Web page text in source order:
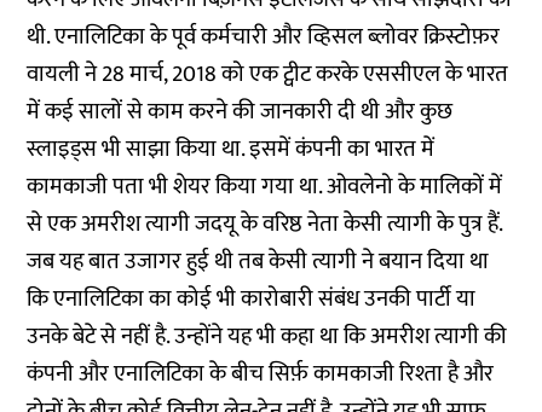
थी. एनालिटिका के पूर्व कर्मचारी और व्हिसल ब्लोवरक्रिस्टोफ़र
वायलीने 28 मार्च, 2018 को एक ट्वीट करके एससीएल के भारत
में कई सालों से काम करने की जानकारी दी थी और कुछ
स्लाइड्स भी साझा किया था. इसमें कंपनी का भारत में
कामकाजी पता भी शेयर किया गया था. ओवलेनो के मालिकों में
से एक अमरीश त्यागी जदयू के वरिष्ठ नेता केसी त्यागी के पुत्र हैं.
जब यह बात उजागर हुई थी तब केसी त्यागी ने बयान दिया था
कि एनालिटिका का कोई भी कारोबारी संबंध उनकी पार्टी या
उनके बेटे से नहीं है. उन्होंने यह भी कहा था कि अमरीश त्यागी की
कंपनी और एनालिटिका के बीच सिर्फ़ कामकाजी रिश्ता है और